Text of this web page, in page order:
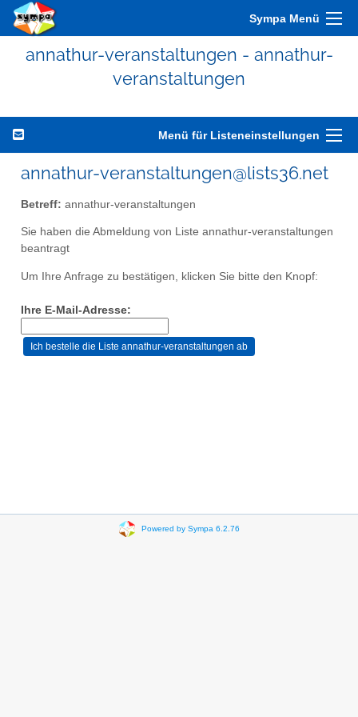
Sympa Menü
annathur-veranstaltungen - annathur-
veranstaltungen
Menü für Listeneinstellungen
annathur-veranstaltungen@lists36.net
Betreff: annathur-veranstaltungen
Sie haben die Abmeldung von Liste annathur-veranstaltungen
beantragt
Um Ihre Anfrage zu bestätigen, klicken Sie bitte den Knopf:
Ihre E-Mail-Adresse:
Powered by Sympa 6.2.76